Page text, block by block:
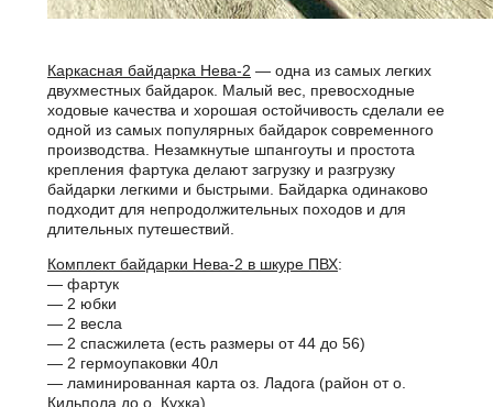
Каркасная байдарка Нева-2 — одна из самых легких
двухместных байдарок. Малый вес, превосходные
ходовые качества и хорошая остойчивость сделали ее
одной из самых популярных байдарок современного
производства. Незамкнутые шпангоуты и простота
крепления фартука делают загрузку и разгрузку
байдарки легкими и быстрыми. Байдарка одинаково
подходит для непродолжительных походов и для
длительных путешествий.
Комплект байдарки Нева-2 в шкуре ПВХ:
— фартук
— 2 юбки
— 2 весла
— 2 спасжилета (есть размеры от 44 до 56)
— 2 гермоупаковки 40л
— ламинированная карта оз. Ладога (район от о.
Кильпола до о. Кухка)